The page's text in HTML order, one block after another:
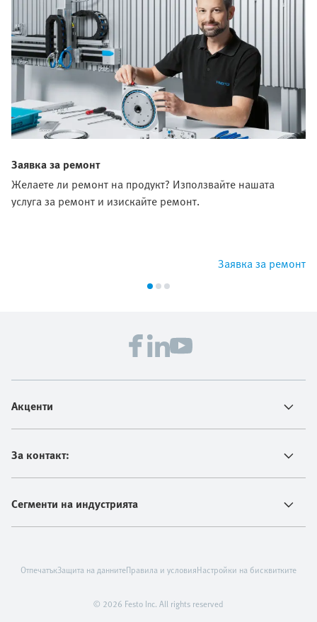
Заявка за ремонт
Желаете ли ремонт на продукт? Използвайте нашата
услуга за ремонт и изискайте ремонт.
Заявка за ремонт
Акценти
За контакт:
Сегменти на индустрията
© 2026 Festo Inc. All rights reserved
ОтпечатъкЗащита на даннитеПравила и условияНастройки на бисквитките